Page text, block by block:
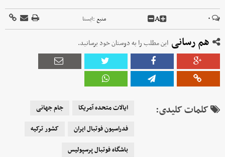
۰ A منبع :ايسنا
هم رسانی این مطلب را به دوستان خود برسانید.
کلمات کلیدی: ایالات متحده آمریکا
جام جهانی
فدراسیون فوتبال ایران
کشور ترکیه
باشگاه فوتبال پرسپولیس